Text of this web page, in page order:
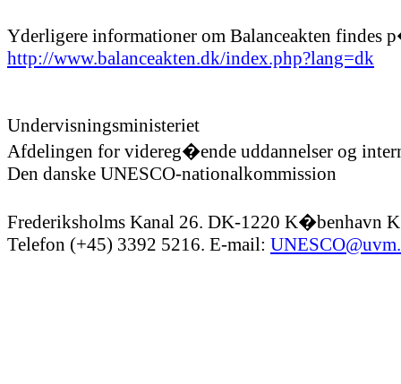
Yderligere informationer om Balanceakten findes
http://www.balanceakten.dk/index.php?lang=dk
Undervisningsministeriet
Afdelingen for videreg�ende uddannelser og
Den danske UNESCO-nationalkommission
Frederiksholms Kanal 26. DK-1220 K�benhavn
Telefon (+45) 3392 5216. E-mail: